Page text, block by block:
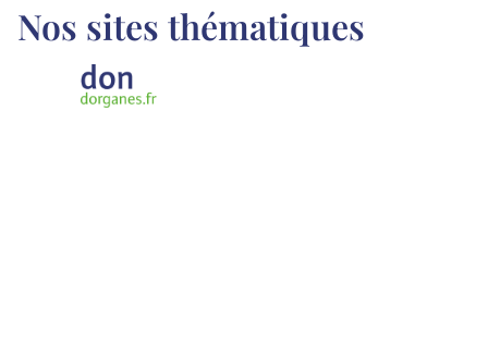
Nos sites thématiques